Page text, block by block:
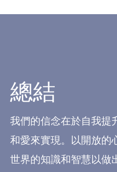
總結
我們的信念在於自我提
和愛來實現。以開放的
世界的知識和智慧以做